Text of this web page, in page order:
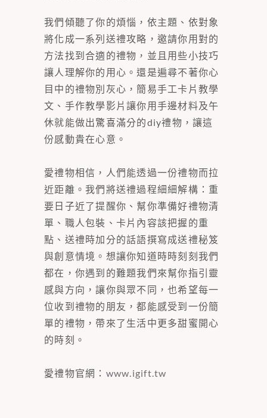
我們傾聽了你的煩惱，依主題、依對象
將化成一系列送禮攻略，邀請你用對的
方法找到合適的禮物，並且用些小技巧
讓人理解你的用心。還是遍尋不著你心
目中的禮物別灰心，簡易手工卡片教學
文、手作教學影片讓你用手邊材料及午
休就能做出驚喜滿分的diy禮物，讓這
份感動貴在心意。
愛禮物相信，人們能透過一份禮物而拉
近距離。我們將送禮過程細細解構：重
要日子近了提醒你、幫你準備好禮物清
單、職人包裝、卡片內容該把握的重
點、送禮時加分的話語撰寫成送禮秘笈
與創意情境。想讓你知道時時刻刻我們
都在，你遇到的難題我們來幫你指引靈
感與方向，讓你與眾不同，也希望每一
位收到禮物的朋友，都能感受到一份簡
單的禮物，帶來了生活中更多甜蜜開心
的時刻。
愛禮物官網： www.igift.tw